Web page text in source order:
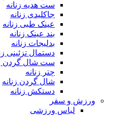
ست هدیه زنانه
جاکلیدی زنانه
عینک طبی زنانه
بند عینک زنانه
بدلیجات زنانه
دستمال تزئینی
ست شال گردن و
چتر زنانه
شال گردن زنانه
دستکش زنانه
ورزش و سفر
لباس ورزشی